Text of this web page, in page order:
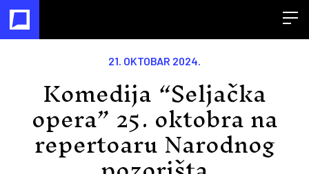
21. OKTOBAR 2024.
Komedija “Seljačka
opera” 25. oktobra na
repertoaru Narodnog